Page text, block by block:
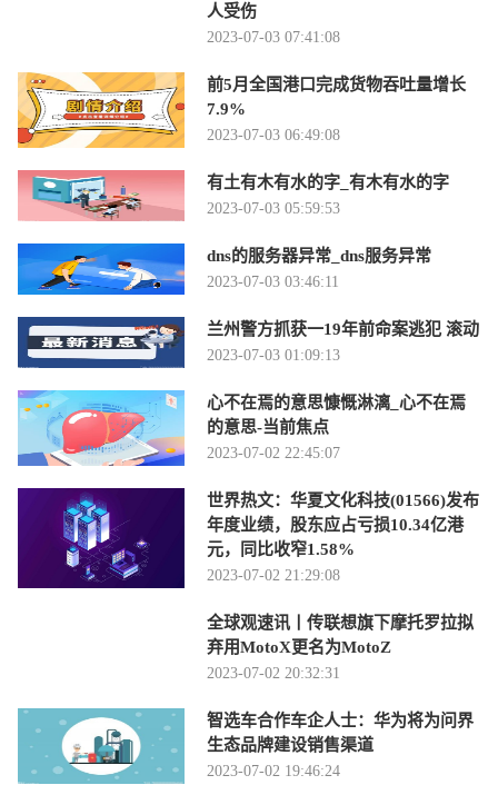
人受伤
2023-07-03 07:41:08
前5月全国港口完成货物吞吐量增长
7.9%
2023-07-03 06:49:08
有土有木有水的字_有木有水的字
2023-07-03 05:59:53
dns的服务器异常_dns服务异常
2023-07-03 03:46:11
兰州警方抓获一19年前命案逃犯 滚动
2023-07-03 01:09:13
心不在焉的意思慷慨淋漓_心不在焉
的意思-当前焦点
2023-07-02 22:45:07
世界热文：华夏文化科技(01566)发布
年度业绩，股东应占亏损10.34亿港
元，同比收窄1.58%
2023-07-02 21:29:08
全球观速讯丨传联想旗下摩托罗拉拟
弃用MotoX更名为MotoZ
2023-07-02 20:32:31
智选车合作车企人士：华为将为问界
生态品牌建设销售渠道
2023-07-02 19:46:24